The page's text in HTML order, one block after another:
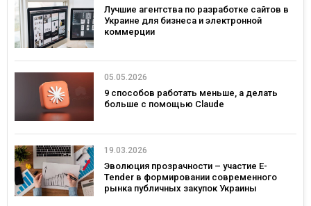
Лучшие агентства по разработке сайтов в
Украине для бизнеса и электронной
коммерции
05.05.2026
9 способов работать меньше, а делать
больше с помощью Claude
19.03.2026
Эволюция прозрачности – участие E-
Tender в формировании современного
рынка публичных закупок Украины